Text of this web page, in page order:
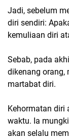
Jadi, sebelum
diri sendiri:
kemuliaan diri
Sebab, pada
dikenang orang,
martabat diri.
Kehormatan diri
waktu. Ia
akan selalu